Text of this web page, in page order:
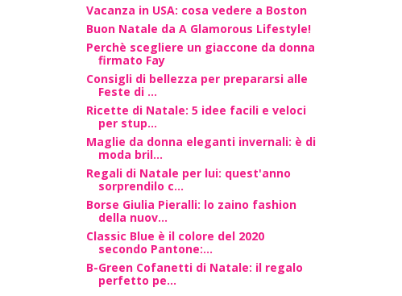
Vacanza in USA: cosa vedere a Boston
Buon Natale da A Glamorous Lifestyle!
Perchè scegliere un giaccone da donna
firmato Fay
Consigli di bellezza per prepararsi alle
Feste di ...
Ricette di Natale: 5 idee facili e veloci
per stup...
Maglie da donna eleganti invernali: è di
moda bril...
Regali di Natale per lui: quest'anno
sorprendilo c...
Borse Giulia Pieralli: lo zaino fashion
della nuov...
Classic Blue è il colore del 2020
secondo Pantone:...
B-Green Cofanetti di Natale: il regalo
perfetto pe...